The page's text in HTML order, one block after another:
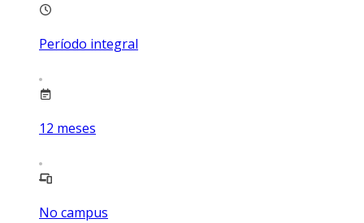
Período integral
12 meses
No campus